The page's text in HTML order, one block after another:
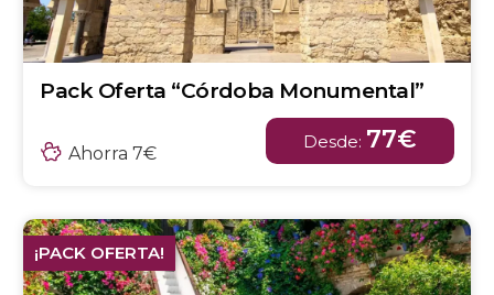
Pack Oferta “Córdoba Monumental”
Ahorra 7€
Desde: 77€
¡PACK OFERTA!